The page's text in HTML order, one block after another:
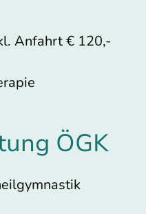
Anfahrt € 120,-
ÖGK